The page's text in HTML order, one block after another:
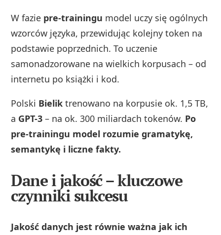
W fazie pre-trainingu model uczy się ogólnych
wzorców języka, przewidując kolejny token na
podstawie poprzednich. To uczenie
samonadzorowane na wielkich korpusach – od
internetu po książki i kod.
Polski Bielik trenowano na korpusie ok. 1,5 TB,
a GPT-3 – na ok. 300 miliardach tokenów. Po
pre-trainingu model rozumie gramatykę,
semantykę i liczne fakty.
Dane i jakość – kluczowe
czynniki sukcesu
Jakość danych jest równie ważna jak ich